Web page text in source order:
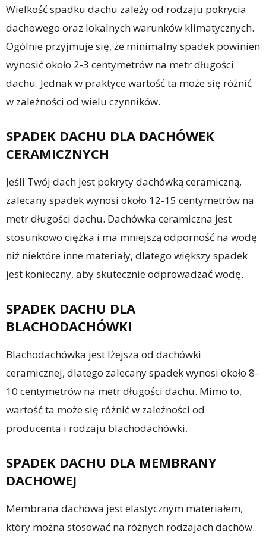
Wielkość spadku dachu zależy od rodzaju pokrycia
dachowego oraz lokalnych warunków klimatycznych.
Ogólnie przyjmuje się, że minimalny spadek powinien
wynosić około 2-3 centymetrów na metr długości
dachu. Jednak w praktyce wartość ta może się różnić
w zależności od wielu czynników.
SPADEK DACHU DLA DACHÓWEK
CERAMICZNYCH
Jeśli Twój dach jest pokryty dachówką ceramiczną,
zalecany spadek wynosi około 12-15 centymetrów na
metr długości dachu. Dachówka ceramiczna jest
stosunkowo ciężka i ma mniejszą odporność na wodę
niż niektóre inne materiały, dlatego większy spadek
jest konieczny, aby skutecznie odprowadzać wodę.
SPADEK DACHU DLA
BLACHODACHÓWKI
Blachodachówka jest lżejsza od dachówki
ceramicznej, dlatego zalecany spadek wynosi około 8-
10 centymetrów na metr długości dachu. Mimo to,
wartość ta może się różnić w zależności od
producenta i rodzaju blachodachówki.
SPADEK DACHU DLA MEMBRANY
DACHOWEJ
Membrana dachowa jest elastycznym materiałem,
który można stosować na różnych rodzajach dachów.